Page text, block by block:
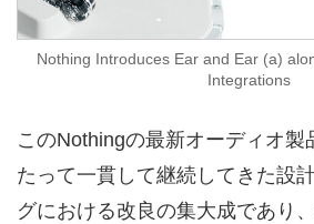
Nothing Introduces Ear and Ear (a)
Integrations
このNothingの最新オーディオ製
たって一貫して継続してきた設
グにおける改良の集大成であり